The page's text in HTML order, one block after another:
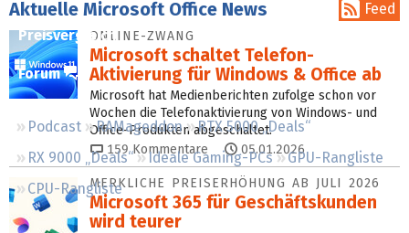
Preisvergleich
Forum
Podcast RAMageddon
RTX 5000 „Deals“
RX 9000 „Deals“
Ideale Gaming-PCs
GPU-Rangliste
CPU-Rangliste
Aktuelle Microsoft Office News Feed
ONLINE-ZWANG
Microsoft schaltet Telefon-
Aktivierung für Windows & Office ab
Microsoft hat Medienberichten zufolge schon vor
Wochen die Telefonaktivierung von Windows- und
Office-Produkten abgeschaltet.
159Kommentare 05.01.2026
MERKLICHE PREISERHÖHUNG AB JULI 2026
Microsoft 365 für Geschäftskunden
wird teurer